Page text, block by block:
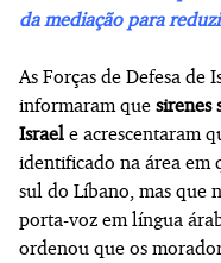
da mediação para
As Forças de Defesa de
informaram que sirenes
Israel e acrescentaram
identificado na área em
sul do Líbano, mas que
porta-voz em língua
ordenou que os